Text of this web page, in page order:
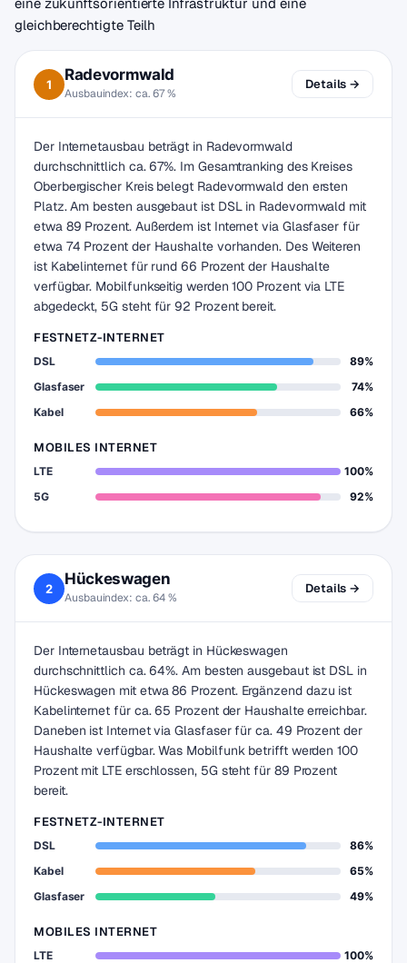
gleichberechtigte Teilh
1
Radevormwald
Ausbauindex: ca. 67 %
Details →
Der Internetausbau beträgt in Radevormwald
durchschnittlich ca. 67%. Im Gesamtranking des Kreises
Oberbergischer Kreis belegt Radevormwald den ersten
Platz. Am besten ausgebaut ist DSL in Radevormwald mit
etwa 89 Prozent. Außerdem ist Internet via Glasfaser für
etwa 74 Prozent der Haushalte vorhanden. Des Weiteren
ist Kabelinternet für rund 66 Prozent der Haushalte
verfügbar. Mobilfunkseitig werden 100 Prozent via LTE
abgedeckt, 5G steht für 92 Prozent bereit.
FESTNETZ-INTERNET
DSL
89%
Glasfaser
74%
Kabel
66%
MOBILES INTERNET
LTE
100%
5G
92%
2
Hückeswagen
Ausbauindex: ca. 64 %
Details →
Der Internetausbau beträgt in Hückeswagen
durchschnittlich ca. 64%. Am besten ausgebaut ist DSL in
Hückeswagen mit etwa 86 Prozent. Ergänzend dazu ist
Kabelinternet für ca. 65 Prozent der Haushalte erreichbar.
Daneben ist Internet via Glasfaser für ca. 49 Prozent der
Haushalte verfügbar. Was Mobilfunk betrifft werden 100
Prozent mit LTE erschlossen, 5G steht für 89 Prozent
bereit.
FESTNETZ-INTERNET
DSL
86%
Kabel
65%
Glasfaser
49%
MOBILES INTERNET
LTE
100%